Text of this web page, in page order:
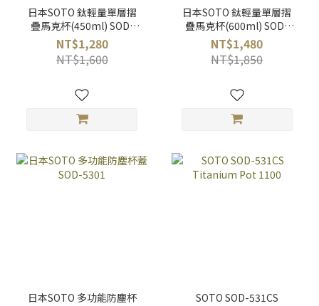
日本SOTO 鈦輕量單層摺
疊馬克杯(450ml) SOD-
532
NT$1,280
NT$1,600
日本SOTO 鈦輕量單層摺
疊馬克杯(600ml) SOD-
533
NT$1,480
NT$1,850
日本SOTO 多功能防塵杯
SOTO SOD-531CS